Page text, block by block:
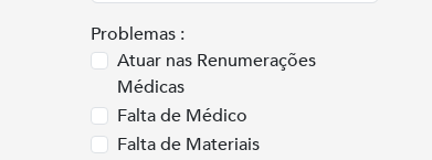
Problemas :
Atuar nas Renumerações
Médicas
Falta de Médico
Falta de Materiais